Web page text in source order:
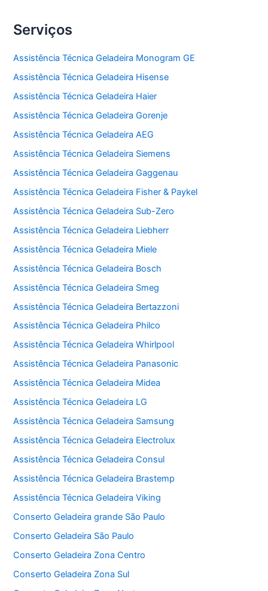
Serviços
Assistência Técnica Geladeira Monogram GE
Assistência Técnica Geladeira Hisense
Assistência Técnica Geladeira Haier
Assistência Técnica Geladeira Gorenje
Assistência Técnica Geladeira AEG
Assistência Técnica Geladeira Siemens
Assistência Técnica Geladeira Gaggenau
Assistência Técnica Geladeira Fisher & Paykel
Assistência Técnica Geladeira Sub-Zero
Assistência Técnica Geladeira Liebherr
Assistência Técnica Geladeira Miele
Assistência Técnica Geladeira Bosch
Assistência Técnica Geladeira Smeg
Assistência Técnica Geladeira Bertazzoni
Assistência Técnica Geladeira Philco
Assistência Técnica Geladeira Whirlpool
Assistência Técnica Geladeira Panasonic
Assistência Técnica Geladeira Midea
Assistência Técnica Geladeira LG
Assistência Técnica Geladeira Samsung
Assistência Técnica Geladeira Electrolux
Assistência Técnica Geladeira Consul
Assistência Técnica Geladeira Brastemp
Assistência Técnica Geladeira Viking
Conserto Geladeira grande São Paulo
Conserto Geladeira São Paulo
Conserto Geladeira Zona Centro
Conserto Geladeira Zona Sul